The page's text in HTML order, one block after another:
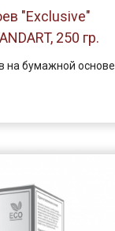
"Exclusive"
250 гр.
на бумажной основе